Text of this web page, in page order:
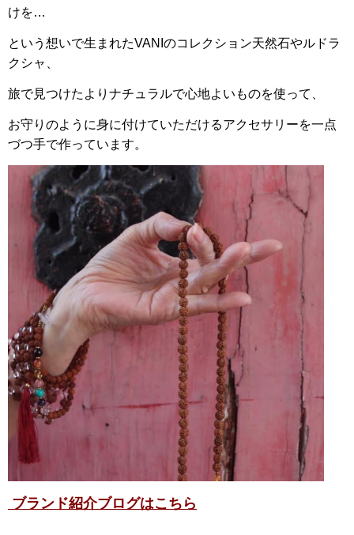
けを…
という想いで生まれたVANIのコレクション天然石やルドラ
クシャ、
旅で見つけたよりナチュラルで心地よいものを使って、
お守りのように身に付けていただけるアクセサリーを一点
づつ手で作っています。
ブランド紹介ブログはこちら